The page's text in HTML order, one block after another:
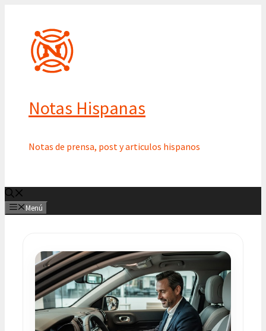
contenido
Notas Hispanas
Notas de prensa, post y articulos hispanos
Menú